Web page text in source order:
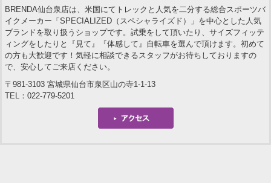
BRENDA仙台泉店は、米国にてトレックと人気を二分する総合スポーツバ
イクメーカー「SPECIALIZED（スペシャライズド）」を中心とした人気
ブランドを取り扱うショップです。試乗をして頂いたり、サイズフィッテ
ィングをしたりと『見て』『体感して』自転車を選んで頂けます。初めて
の方も大歓迎です！気軽に相談できるスタッフがお待ちしておりますの
で、安心してご来店ください。
〒981-3103 宮城県仙台市泉区山の寺1-1-13
TEL：022-779-5201